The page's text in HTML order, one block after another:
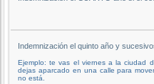
Indemnización el quinto año y
Ejemplo: te vas el viernes a la ciudad
dejas aparcado en una calle para
no está.